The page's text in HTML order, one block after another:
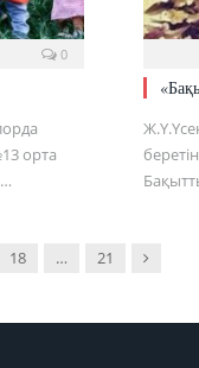
0
орта
18 … 21 Next